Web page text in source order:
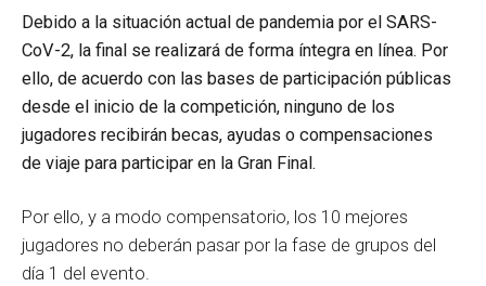
Debido a la situación actual de pandemia por el SARS-
CoV-2, la final se realizará de forma íntegra en línea. Por
ello, de acuerdo con las bases de participación públicas
desde el inicio de la competición, ninguno de los
jugadores recibirán becas, ayudas o compensaciones
de viaje para participar en la Gran Final.
Por ello, y a modo compensatorio, los 10 mejores
jugadores no deberán pasar por la fase de grupos del
día 1 del evento.